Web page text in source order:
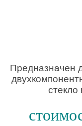
Предназначен